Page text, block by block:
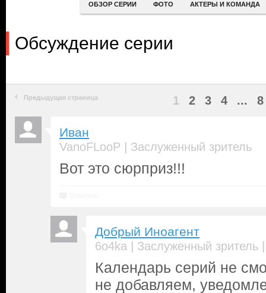
ОБЗОР СЕРИИ ФОТО АКТЕРЫ И КОМАНДА
Обсуждение серии
Предыдущая страница 1 2 3 4 ... 8
Иван
VanoFLooP | Заслуженный зритель
Вот это сюрприз!!!
Добрый Иноагент
6o4ka | Заслуженный зритель
Календарь серий не
не добавляем,